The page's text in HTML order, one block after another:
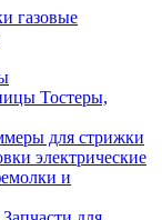
газовые
Тостеры,
для стрижки
электрические
и